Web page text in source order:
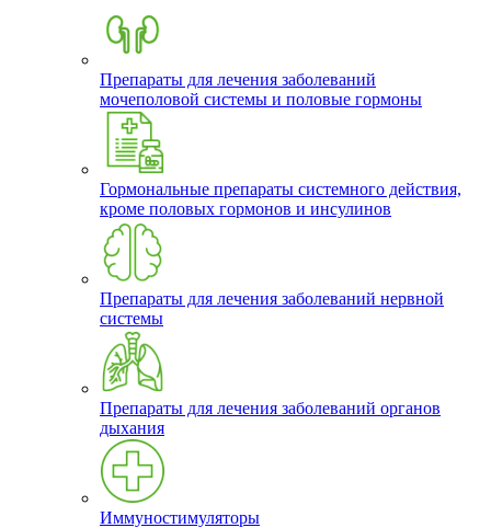
Препараты для лечения заболеваний
мочеполовой системы и половые гормоны
Гормональные препараты системного действия,
кроме половых гормонов и инсулинов
Препараты для лечения заболеваний нервной
системы
Препараты для лечения заболеваний органов
дыхания
Иммуностимуляторы